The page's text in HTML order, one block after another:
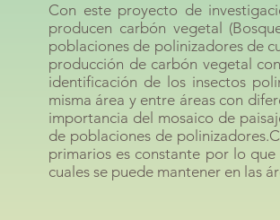
Con este proyecto de
producen carbón vegetal
poblaciones de polinizadores de
producción de carbón vegetal
identificación de los insectos
misma área y entre áreas con
importancia del mosaico de
de poblaciones de
primarios es constante por lo
cuales se puede mantener en las